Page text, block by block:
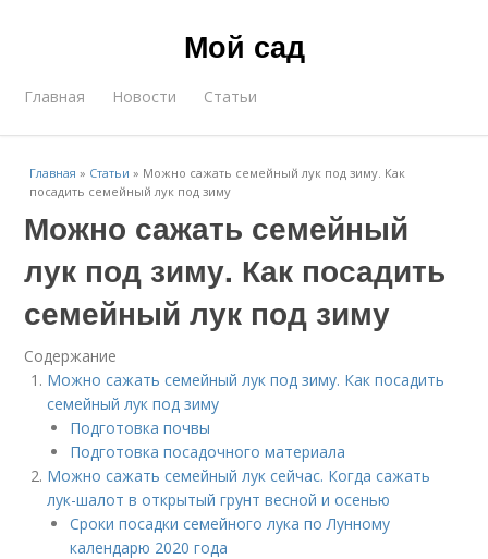
Мой сад
Главная Новости Статьи
Главная » Статьи » Можно сажать семейный лук под зиму. Как
посадить семейный лук под зиму
Можно сажать семейный
лук под зиму. Как посадить
семейный лук под зиму
Содержание
Можно сажать семейный лук под зиму. Как посадить
семейный лук под зиму
Подготовка почвы
Подготовка посадочного материала
Можно сажать семейный лук сейчас. Когда сажать
лук-шалот в открытый грунт весной и осенью
Сроки посадки семейного лука по Лунному
календарю 2020 года